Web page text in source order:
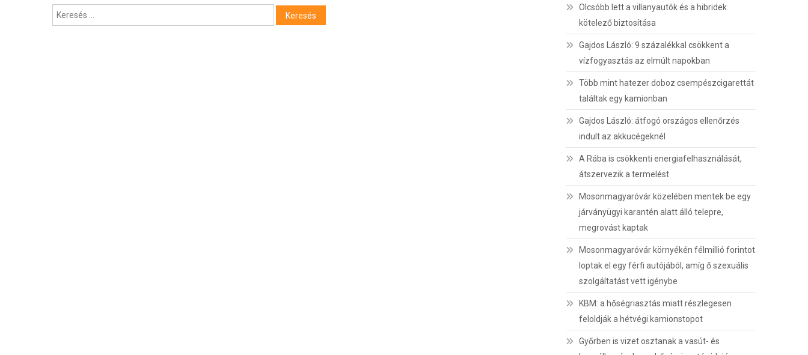
Keresés:
Olcsóbb lett a villanyautók és a hibridek
kötelező biztosítása
Gajdos László: 9 százalékkal csökkent a
vízfogyasztás az elmúlt napokban
Több mint hatezer doboz csempészcigarettát
találtak egy kamionban
Gajdos László: átfogó országos ellenőrzés
indult az akkucégeknél
A Rába is csökkenti energiafelhasználását,
átszervezik a termelést
Mosonmagyaróvár közelében mentek be egy
járványügyi karantén alatt álló telepre,
megrovást kaptak
Mosonmagyaróvár környékén félmillió forintot
loptak el egy férfi autójából, amíg ő szexuális
szolgáltatást vett igénybe
KBM: a hőségriasztás miatt részlegesen
feloldják a hétvégi kamionstopot
Győrben is vizet osztanak a vasút- és